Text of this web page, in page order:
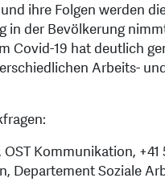
ihre Folgen werden
in der Bevölkerung
Covid-19 hat deutlich
Arbeits-
Kommunikation, +41
Departement Soziale